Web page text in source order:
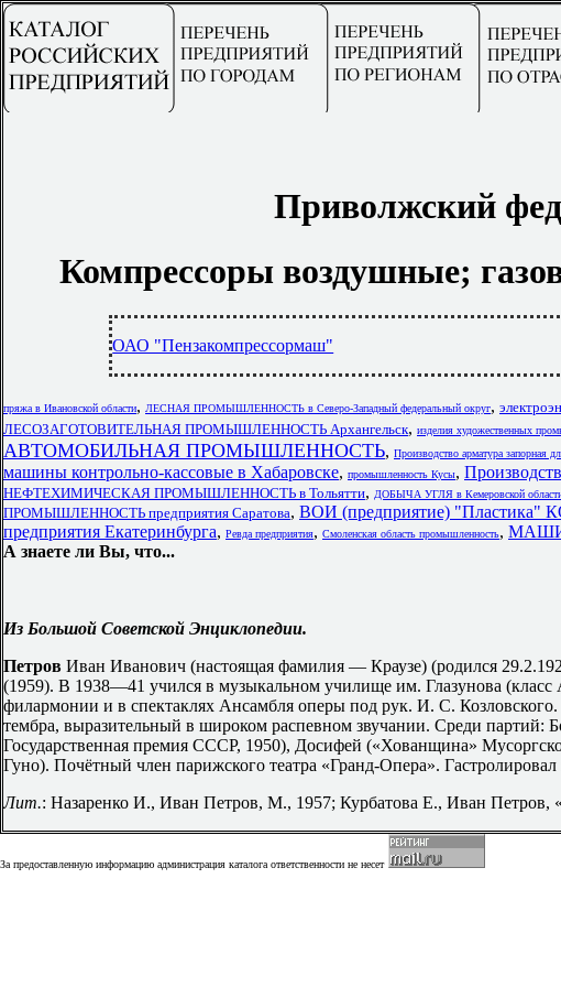
Приволжский
Компрессоры воздушные;
ОАО "Пензакомпрессормаш"
пряжа в Ивановской области, ЛЕСНАЯ ПРОМЫШЛЕННОСТЬ в Северо-Западный федеральный округ,
ЛЕСОЗАГОТОВИТЕЛЬНАЯ ПРОМЫШЛЕННОСТЬ Архангельск, изделия художественных
АВТОМОБИЛЬНАЯ ПРОМЫШЛЕННОСТЬ, Производство арматура запорная
машины контрольно-кассовые в Хабаровске, промышленность Кусы,
НЕФТЕХИМИЧЕСКАЯ ПРОМЫШЛЕННОСТЬ в Тольятти, ДОБЫЧА УГЛЯ в Кемеровской
ПРОМЫШЛЕННОСТЬ предприятия Саратова, ВОИ (предприятие)
предприятия Екатеринбурга, Ревда предприятия, Смоленская область промышленность,
А знаете ли Вы, что...
Из Большой Советской Энциклопедии.
Петров Иван Иванович (настоящая фамилия — Краузе) (родился
(1959). В 1938—41 учился в музыкальном училище им. Глазунова
филармонии и в спектаклях Ансамбля оперы под рук. И. С.
тембра, выразительный в широком распевном звучании. Среди партий:
Государственная премия СССР, 1950), Досифей («Хованщина»
Гуно). Почётный член парижского театра «Гранд-Опера».
Лит.: Назаренко И., Иван Петров, М., 1957; Курбатова Е., Иван Петров,
За предоставленную информацию администрация каталога ответственности не несет